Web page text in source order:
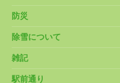
防災
除雪について
雑記
駅前通り